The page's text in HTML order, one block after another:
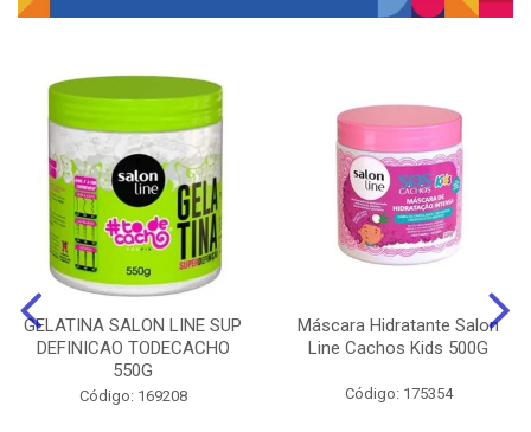
GELATINA SALON LINE SUP
DEFINICAO TODECACHO
550G
Código: 169208
Máscara Hidratante Salon
Line Cachos Kids 500G
Código: 175354